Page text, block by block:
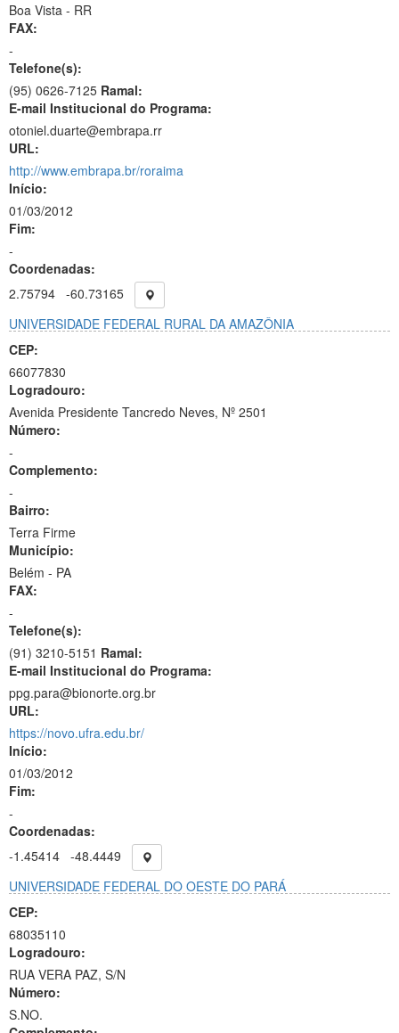
Boa Vista - RR
FAX:
-
Telefone(s):
(95) 0626-7125 Ramal:
E-mail Institucional do Programa:
otoniel.duarte@embrapa.rr
URL:
http://www.embrapa.br/roraima
Início:
01/03/2012
Fim:
-
Coordenadas:
2.75794 -60.73165
UNIVERSIDADE FEDERAL RURAL DA AMAZÔNIA
CEP:
66077830
Logradouro:
Avenida Presidente Tancredo Neves, Nº 2501
Número:
-
Complemento:
-
Bairro:
Terra Firme
Município:
Belém - PA
FAX:
-
Telefone(s):
(91) 3210-5151 Ramal:
E-mail Institucional do Programa:
ppg.para@bionorte.org.br
URL:
https://novo.ufra.edu.br/
Início:
01/03/2012
Fim:
-
Coordenadas:
-1.45414 -48.4449
UNIVERSIDADE FEDERAL DO OESTE DO PARÁ
CEP:
68035110
Logradouro:
RUA VERA PAZ, S/N
Número:
S.NO.